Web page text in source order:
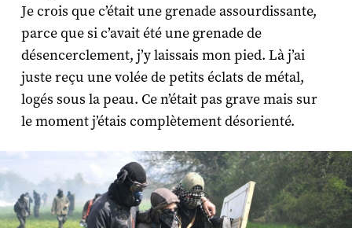
Je crois que c’était une grenade assourdissante,
parce que si c’avait été une grenade de
désencerclement, j’y laissais mon pied. Là j’ai
juste reçu une volée de petits éclats de métal,
logés sous la peau. Ce n’était pas grave mais sur
le moment j’étais complètement désorienté.